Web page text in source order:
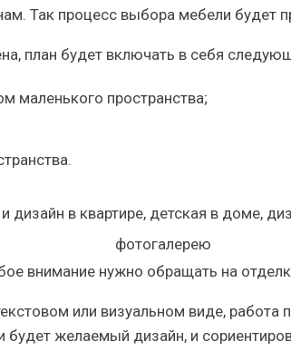
Так процесс выбора мебели будет
план будет включать в себя
маленького пространства;
внимание нужно обращать на
или визуальном виде, работа
будет желаемый дизайн, и